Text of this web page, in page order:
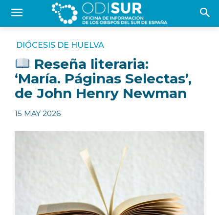
DIÓCESIS DE HUELVA
Reseña literaria:
‘María. Páginas Selectas’,
de John Henry Newman
15 MAY 2026